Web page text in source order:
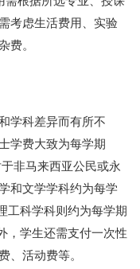
考虑生活费用、实验
费。
学科差异而有所不
学费大致为每学期
非马来西亚公民或永
和文学学科约为每学
工科学科则约为每学期
，学生还需支付一次性
、活动费等。